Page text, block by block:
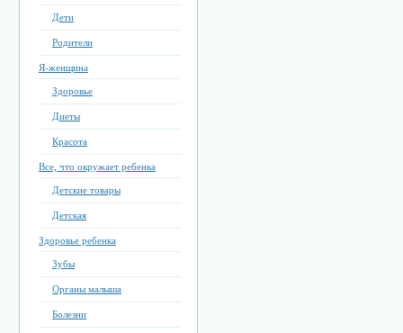
Дети
Родители
Я-женщина
Здоровье
Диеты
Красота
Все, что окружает ребенка
Детские товары
Детская
Здоровье ребенка
Зубы
Органы малыша
Болезни